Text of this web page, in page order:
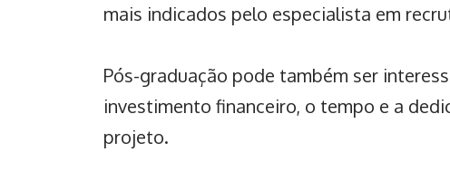
mais indicados pelo especialista em
Pós-graduação pode também ser
investimento financeiro, o tempo e a
projeto.